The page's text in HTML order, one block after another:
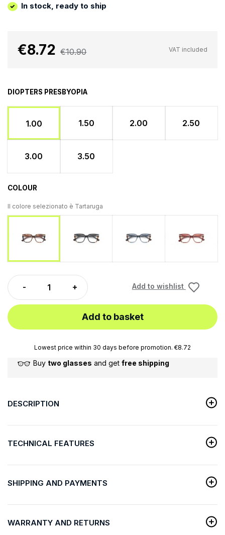
In stock, ready to ship
€8.72 €10.90 VAT included
DIOPTERS PRESBYOPIA
1.00 1.50 2.00 2.50
3.00 3.50
COLOUR
Il colore selezionato è Tartaruga
Add to wishlist
Add to basket
Lowest price within 30 days before promotion. €8.72
Buy two glasses and get free shipping
DESCRIPTION
TECHNICAL FEATURES
SHIPPING AND PAYMENTS
WARRANTY AND RETURNS